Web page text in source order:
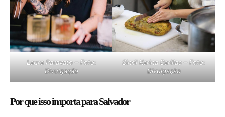
Laura Paravato – Foto:
Divulgação
Sindi Karina Barillas – Foto:
Divulgação
Por que isso importa para Salvador